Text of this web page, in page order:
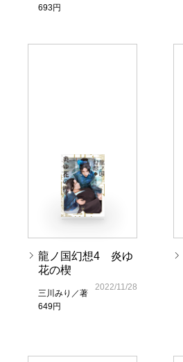
693円
龍ノ国幻想4 炎ゆ
花の楔
三川みり／著
649円
2022/11/28